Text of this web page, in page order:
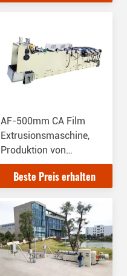
AF-500mm CA Film
Extrusionsmaschine,
Produktion von
Schnürsenkeln
Beste Preis erhalten